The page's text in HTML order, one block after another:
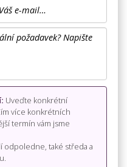
Uveďte konkrétní
více konkrétních
termín vám jsme
odpoledne, také středa a